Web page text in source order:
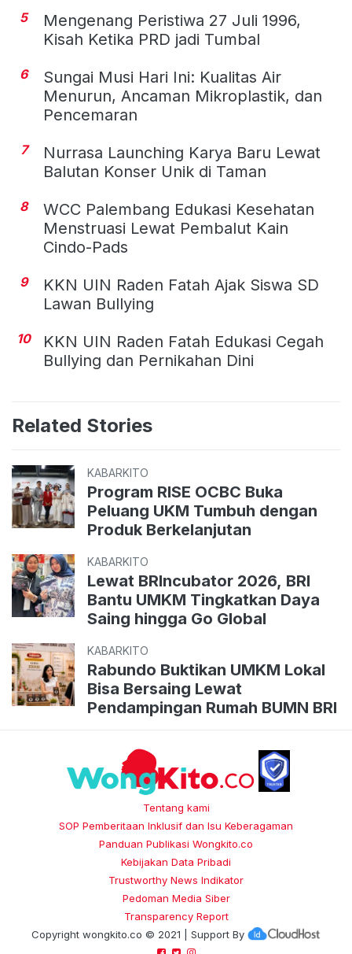
5
Mengenang Peristiwa 27 Juli 1996,
Kisah Ketika PRD jadi Tumbal
6
Sungai Musi Hari Ini: Kualitas Air
Menurun, Ancaman Mikroplastik, dan
Pencemaran
7
Nurrasa Launching Karya Baru Lewat
Balutan Konser Unik di Taman
8
WCC Palembang Edukasi Kesehatan
Menstruasi Lewat Pembalut Kain
Cindo-Pads
9
KKN UIN Raden Fatah Ajak Siswa SD
Lawan Bullying
10
KKN UIN Raden Fatah Edukasi Cegah
Bullying dan Pernikahan Dini
Related Stories
KABARKITO
Program RISE OCBC Buka
Peluang UKM Tumbuh dengan
Produk Berkelanjutan
KABARKITO
Lewat BRIncubator 2026, BRI
Bantu UMKM Tingkatkan Daya
Saing hingga Go Global
KABARKITO
Rabundo Buktikan UMKM Lokal
Bisa Bersaing Lewat
Pendampingan Rumah BUMN BRI
Tentang kami
SOP Pemberitaan Inklusif dan Isu Keberagaman
Panduan Publikasi Wongkito.co
Kebijakan Data Pribadi
Trustworthy News Indikator
Pedoman Media Siber
Transparency Report
Copyright wongkito.co © 2021 | Support By